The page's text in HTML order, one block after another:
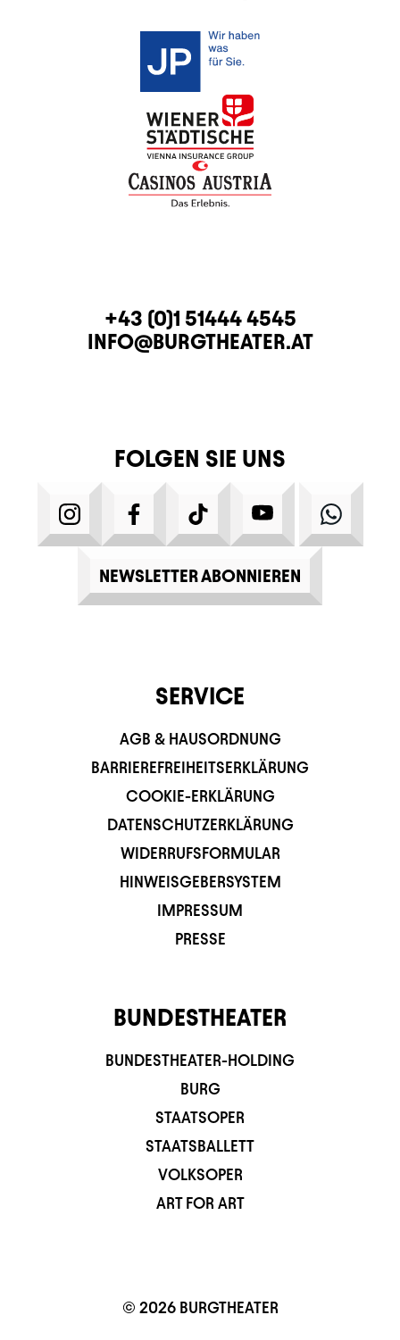
KONTAKTTELEFON
+43 (0)1 51444 4545
E-MAIL
INFO@BURGTHEATER.AT
FOLGEN SIE UNS
INSTAGRAMFACEBOOKTIKTOK YOUTUBE
NEWSLETTER ABONNIEREN
SERVICE
AGB & HAUSORDNUNG
BARRIEREFREIHEITSERKLÄRUNG
COOKIE-ERKLÄRUNG
DATENSCHUTZERKLÄRUNG
WIDERRUFSFORMULAR
HINWEISGEBERSYSTEM
IMPRESSUM
PRESSE
BUNDESTHEATER
BUNDESTHEATER-HOLDING
BURG
STAATSOPER
STAATSBALLETT
VOLKSOPER
ART FOR ART
© 2026 BURGTHEATER